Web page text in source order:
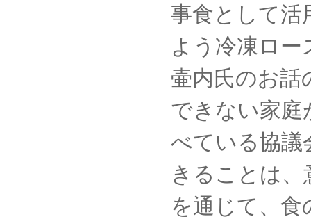
事食として活
よう冷凍ロ
壷内氏のお話
できない家庭
べている協議
きることは
を通じて、